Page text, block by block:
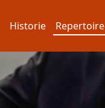
Historie Repertoire